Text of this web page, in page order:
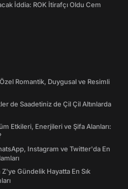
İddia: ROK İtirafçı Oldu Cem
Romantik, Duygusal ve Resimli
de Saadetiniz de Çil Çil Altınlarda
Etkileri, Enerjileri ve Şifa Alanları:
Instagram ve Twitter'da En
Gündelik Hayatta En Sık